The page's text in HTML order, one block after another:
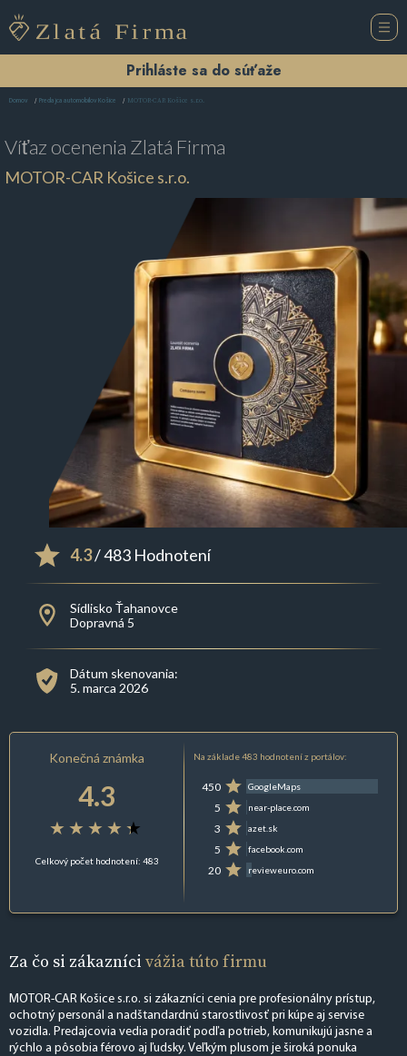
Prihláste sa do súťaže
Domov Predajca automobilov Košice MOTOR-CAR Košice s.r.o.
Víťaz ocenenia Zlatá Firma
MOTOR-CAR Košice s.r.o.
4.3/ 483 Hodnotení
Sídlisko Ťahanovce
Dopravná 5
Dátum skenovania:
5. marca 2026
Konečná známka
4.3
Celkový počet hodnotení: 483
Na základe 483 hodnotení z portálov:
450 GoogleMaps
5 near-place.com
3 azet.sk
5 facebook.com
20 revieweuro.com
Za čo si zákazníci vážia túto firmu
MOTOR-CAR Košice s.r.o. si zákazníci cenia pre profesionálny prístup,
ochotný personál a nadštandardnú starostlivosť pri kúpe aj servise
vozidla. Predajcovia vedia poradiť podľa potrieb, komunikujú jasne a
rýchlo a pôsobia férovo aj ľudsky. Veľkým plusom je široká ponuka